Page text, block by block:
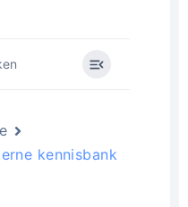
kennisbank